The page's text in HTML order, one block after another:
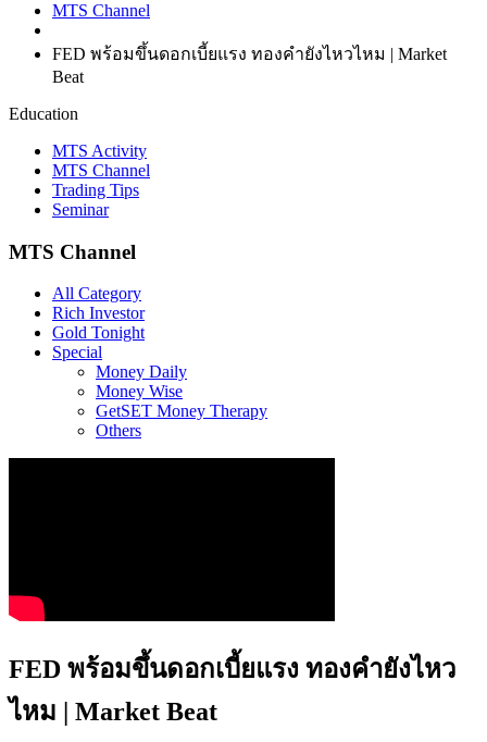
MTS Channel
FED พร้อมขึ้นดอกเบี้ยแรง ทองคำยังไหวไหม | Market
Beat
Education
MTS Activity
MTS Channel
Trading Tips
Seminar
MTS Channel
All Category
Rich Investor
Gold Tonight
Special
Money Daily
Money Wise
GetSET Money Therapy
Others
FED พร้อมขึ้นดอกเบี้ยแรง ทองคำยังไหว
ไหม | Market Beat